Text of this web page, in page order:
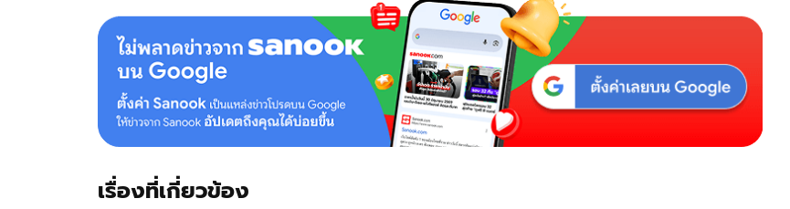
เรื่องที่เกี่ยวข้อง